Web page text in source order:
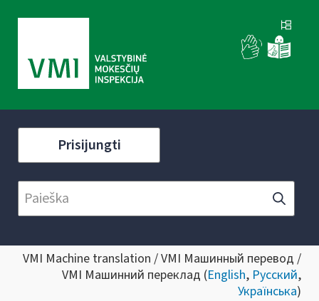
Prisijungti
VMI Machine translation / VMI Машинный перевод /
VMI Машинний переклад (English, Русский,
Українська)